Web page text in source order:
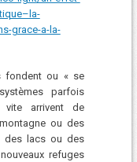
grace-a-la-
fondent ou « se
parfois
vite arrivent de
ou des
des lacs ou des
refuges